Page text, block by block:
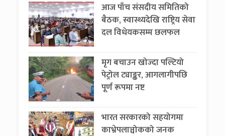
आज पाँच संसदीय समितिको
बैठक, स्वास्थ्यदेखि राष्ट्रिय सेवा
दल विधेयकसम्म छलफल
मृग बचाउन खोज्दा पल्टियो
पेट्रोल ट्याङ्कर, आगलागीपछि
पूर्ण रूपमा नष्ट
भारत सरकारको सहयोगमा
काभ्रेपलाञ्चोकको जनक